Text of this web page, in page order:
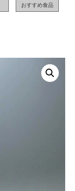
おすすめ食品